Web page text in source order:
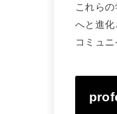
これら
へと進
コミュ